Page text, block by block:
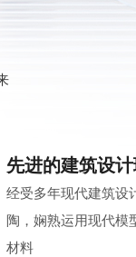
先进的建筑设
经受多年现代建筑设
陶，娴熟运用现代模
材料